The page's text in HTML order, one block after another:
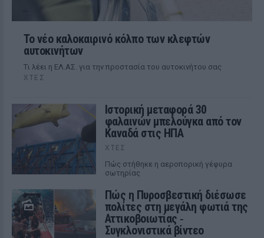
Το νέο καλοκαιρινό κόλπο των κλεφτών
αυτοκινήτων
Tι λέει η ΕΛ.ΑΣ. για την προστασία του αυτοκινήτου σας
ΧΤΕΣ
Ιστορική μεταφορά 30
φαλαινών μπελούγκα από τον
Καναδά στις ΗΠΑ
ΧΤΕΣ
Πώς στήθηκε η αεροπορική γέφυρα
σωτηρίας
Πώς η Πυροσβεστική διέσωσε
πολίτες στη μεγάλη φωτιά της
Αττικοβοιωτίας ‑
Συγκλονιστικά βίντεο